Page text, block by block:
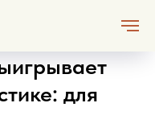
для